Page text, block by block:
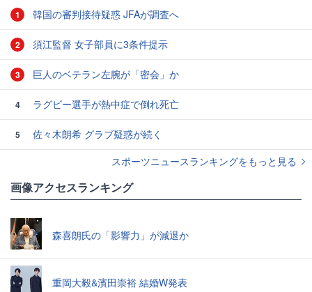
1 韓国の審判接待疑惑 JFAが調査へ
2 須江監督 女子部員に3条件提示
3 巨人のベテラン左腕が「密会」か
4 ラグビー選手が熱中症で倒れ死亡
5
佐々木朗希 グラブ疑惑が続く
スポーツニュースランキングをもっと見る
画像アクセスランキング
森喜朗氏の「影響力」が減退か
重岡大毅&濱田崇裕 結婚W発表